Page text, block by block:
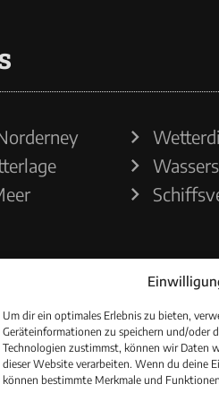
Um dir ein optimales Erlebnis zu bieten,
Geräteinformationen zu speichern und/oder
Technologien zustimmst, können wir Daten
dieser Website verarbeiten. Wenn du deine
können bestimmte Merkmale und